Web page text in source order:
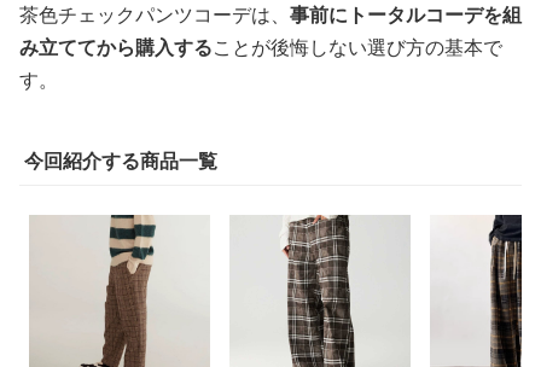
茶色チェックパンツコーデは、 事前にトータルコーデを組
み立ててから購入することが後悔しない選び方の基本で
す。
今回紹介する商品一覧